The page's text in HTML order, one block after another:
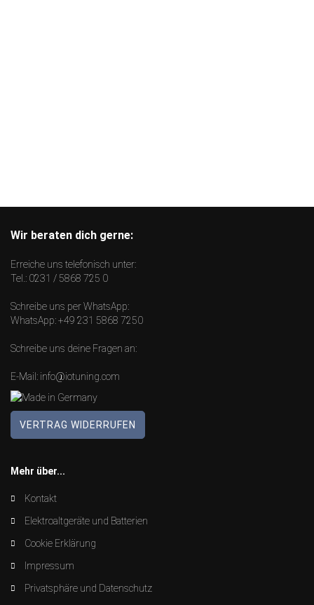
Wir beraten dich gerne:
Erreiche uns telefonisch unter:
Tel.: 0231 / 5868 725 0
Schreibe uns per WhatsApp:
WhatsApp:+49 231 5868 7250
Schreibe uns deine Fragen an:
E-Mail: info@iotuning.com
VERTRAG WIDERRUFEN
Mehr über...
Kontakt
Elektroaltgeräte und Batterien
Cookie Erklärung
Impressum
Privatsphäre und Datenschutz